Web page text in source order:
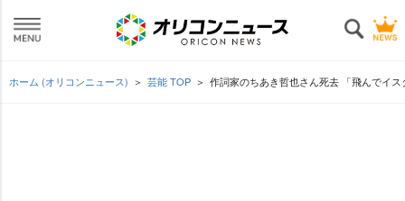
ホーム (オリコンニュース) 芸能 TOP 作詞家のちあき哲也さん死去 「飛んでイ